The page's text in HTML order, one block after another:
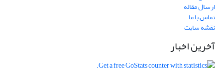
ارسال مقاله
تماس با ما
نقشه سایت
آخرین اخبار